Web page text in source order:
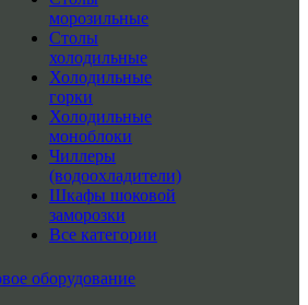
морозильные
Столы
холодильные
Холодильные
горки
Холодильные
моноблоки
Чиллеры
(водоохладители)
Шкафы шоковой
заморозки
Все категории
оборудование